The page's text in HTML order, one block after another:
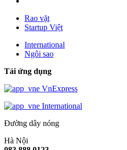
Rao vặt
Startup Việt
International
Ngôi sao
Tải ứng dụng
VnExpress
International
Đường dây nóng
Hà Nội